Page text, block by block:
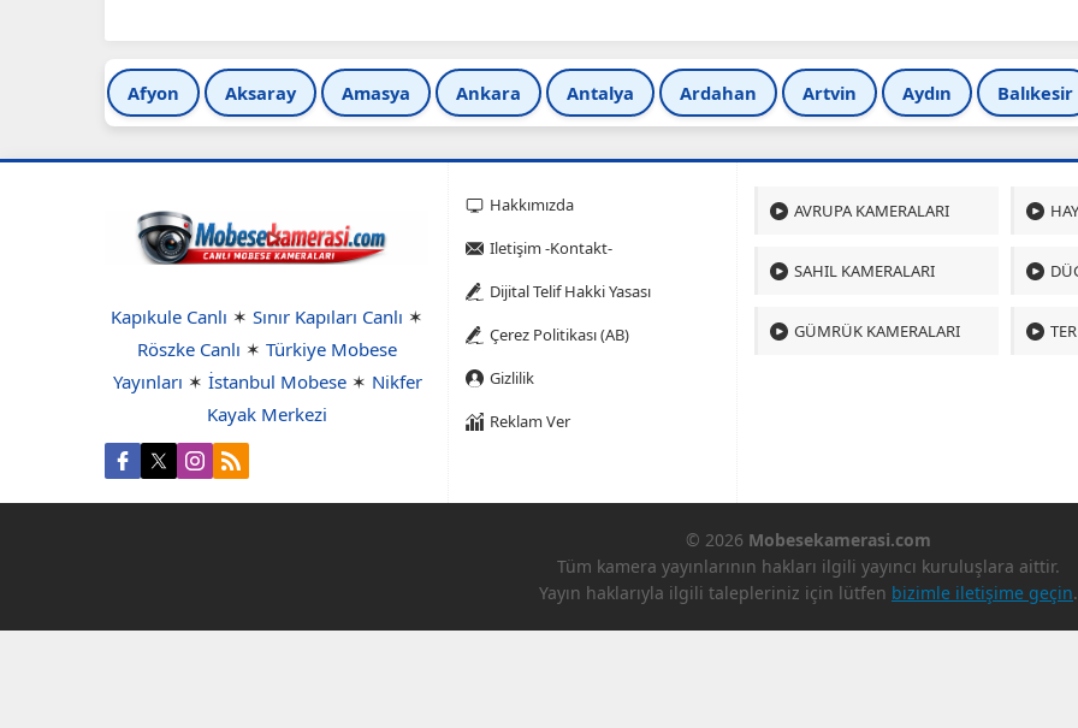
Afyon Aksaray Amasya Ankara Antalya Ardahan Artvin Aydın Balıkesir
Kapıkule Canlı ✶ Sınır Kapıları Canlı ✶
Röszke Canlı ✶ Türkiye Mobese
Yayınları ✶ İstanbul Mobese✶ Nikfer
Kayak Merkezi
Hakkımızda
Iletişim -Kontakt-
Dijital Telif Hakki Yasası
Çerez Politikası (AB)
Gizlilik
Reklam Ver
AVRUPA KAMERALARI
SAHIL KAMERALARI
GÜMRÜK KAMERALARI
© 2026 Mobesekamerasi.com
Tüm kamera yayınlarının hakları ilgili yayıncı kuruluşlara aittir.
Yayın haklarıyla ilgili talepleriniz için lütfen bizimle iletişime geçin.